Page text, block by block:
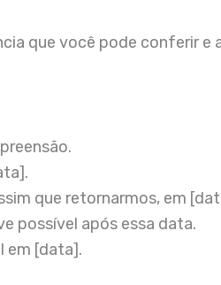
que você pode conferir e
que retornarmos, em
possível após essa data.
em [data].